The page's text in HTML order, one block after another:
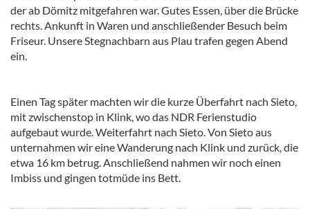
der ab Dömitz mitgefahren war. Gutes Essen, über die Brücke
rechts. Ankunft in Waren und anschließender Besuch beim
Friseur. Unsere Stegnachbarn aus Plau trafen gegen Abend
ein.
Einen Tag später machten wir die kurze Überfahrt nach Sieto,
mit zwischenstop in Klink, wo das NDR Ferienstudio
aufgebaut wurde. Weiterfahrt nach Sieto. Von Sieto aus
unternahmen wir eine Wanderung nach Klink und zurück, die
etwa 16 km betrug. Anschließend nahmen wir noch einen
Imbiss und gingen totmüde ins Bett.